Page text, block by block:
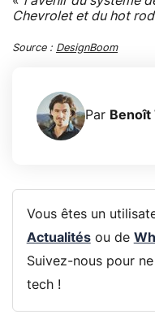
Chevrolet et du hot
Source : DesignBoom
Par Benoît
Vous êtes un
Actualitésou de
Suivez-nous pour
tech !